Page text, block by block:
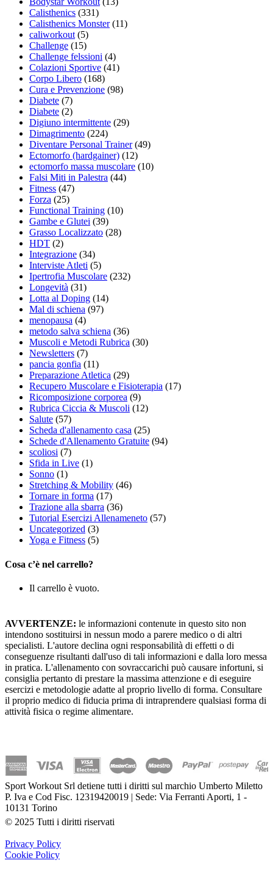
Calisthenics (331)
Calisthenics Monster(11)
caliworkout(5)
Challenge (15)
Challenge felssioni (4)
Colazioni Sportive (41)
Corpo Libero (168)
Cura e Prevenzione (98)
Diabete (7)
Diabete (2)
Digiuno intermittente (29)
Dimagrimento (224)
Diventare Personal Trainer(49)
Ectomorfo (hardgainer) (12)
ectomorfo massa muscolare (10)
Falsi Miti in Palestra (44)
Fitness (47)
Forza (25)
Functional Training (10)
Gambe e Glutei (39)
Grasso Localizzato (28)
HDT (2)
Integrazione (34)
Interviste Atleti (5)
Ipertrofia Muscolare (232)
Longevità (31)
Lotta al Doping (14)
Mal di schiena (97)
menopausa (4)
metodo salva schiena (36)
Muscoli e Metodi Rubrica (30)
Newsletters (7)
pancia gonfia (11)
Preparazione Atletica (29)
Recupero Muscolare e Fisioterapia (17)
Ricomposizione corporea (9)
Rubrica Ciccia & Muscoli (12)
Salute (57)
Scheda d'allenamento casa (25)
Schede d'Allenamento Gratuite (94)
scoliosi (7)
Sfida in Live (1)
Sonno (1)
Stretching & Mobility (46)
Tornare in forma (17)
Trazione alla sbarra (36)
Tutorial Esercizi Allenameneto (57)
Uncategorized (3)
Yoga e Fitness (5)
Cosa c’è nel carrello?
Il carrello è vuoto.
AVVERTENZE: le informazioni contenute in questo sito non
intendono sostituirsi in nessun modo a parere medico o di altri
specialisti. L'autore declina ogni responsabilità di effetti o di
conseguenze risultanti dall'uso di tali informazioni e dalla loro messa
in pratica. L'allenamento con sovraccarichi può causare infortuni, si
consiglia pertanto di prestare la massima attenzione e di eseguire
esercizi e metodologie adatte al proprio livello di forma. Consultare
il proprio medico di fiducia prima di intraprendere qualsiasi forma di
attività fisica o regime alimentare.
Sport Workout Srl detiene tutti i diritti sul marchio Umberto Miletto
P. Iva e Cod Fisc. 12319420019 | Sede: Via Ferranti Aporti, 1 -
10131 Torino
© 2025 Tutti i diritti riservati
Privacy Policy
Cookie Policy